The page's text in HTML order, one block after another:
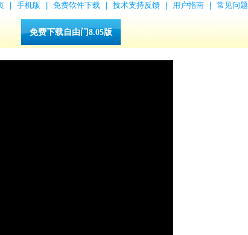
手机版 免费软件下载 技术支持反馈 用户指南 常见问题
免费下载自由门8.05版